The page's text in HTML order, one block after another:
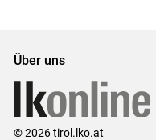
Über uns
© 2026 tirol.lko.at